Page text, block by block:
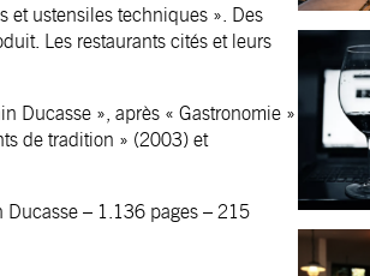
et ustensiles techniques ». Des
Les restaurants cités et leurs
Ducasse », après « Gastronomie »
de tradition » (2003) et
Ducasse – 1.136 pages – 215